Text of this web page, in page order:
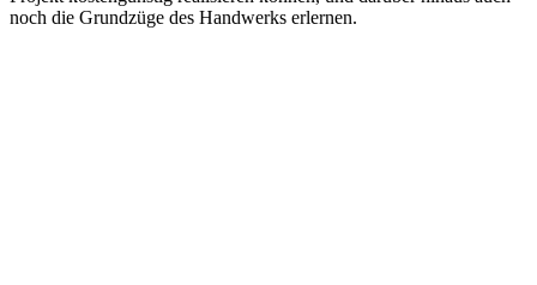
noch die Grundzüge des Handwerks erlernen.